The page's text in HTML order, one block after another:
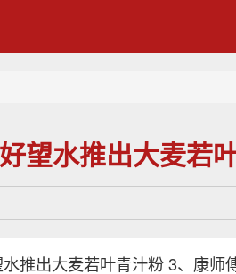
望水推出大麦若
推出大麦若叶青汁粉 3、康师